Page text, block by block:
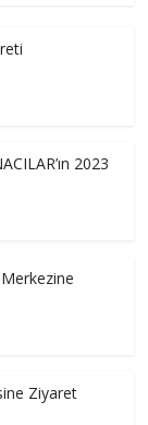
2023
Merkezine
Ziyaret